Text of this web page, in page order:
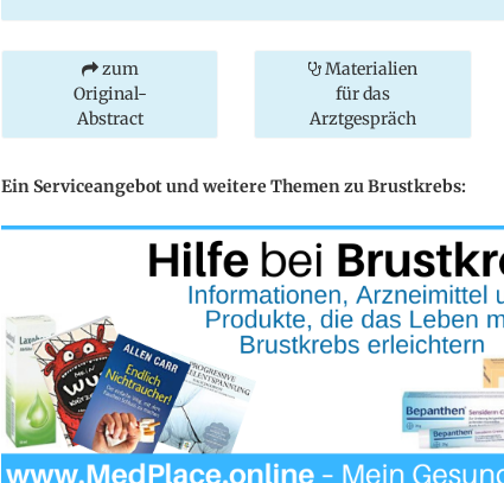
zum
Original-
Abstract
Materialien
für das
Arztgespräch
Ein Serviceangebot und weitere Themen zu Brustkrebs: